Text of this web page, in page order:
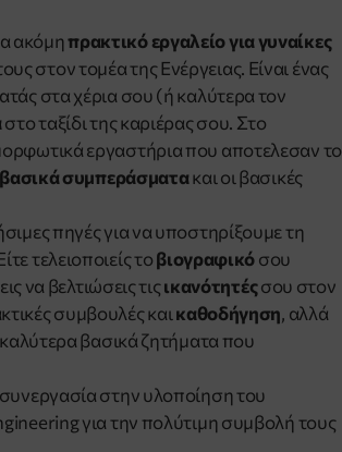
ακόμηπρακτικό εργαλείο για γυναίκες
στον τομέα της Ενέργειας. Είναι ένας
στα χέρια σου (ή καλύτερα τον
στο ταξίδι της καριέρας σου. Στο
εργαστήρια που αποτελεσαν το
βασικά συμπεράσματακαι οι βασικές
πηγές για να υποστηρίξουμε τη
τελειοποιείς τοβιογραφικόσου
να βελτιώσεις τιςικανότητέςσου στον
συμβουλές καικαθοδήγηση, αλλά
βασικά ζητήματα που
στην υλοποίηση του
για την πολύτιμη συμβολή τους